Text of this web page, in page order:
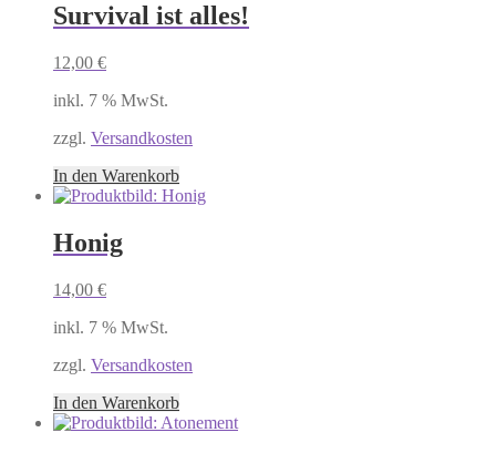
Survival ist alles!
12,00 €
inkl. 7 % MwSt.
zzgl. Versandkosten
In den Warenkorb
Honig
14,00 €
inkl. 7 % MwSt.
zzgl. Versandkosten
In den Warenkorb